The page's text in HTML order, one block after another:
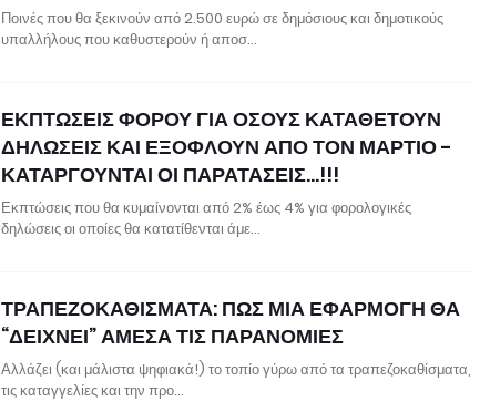
Ποινές που θα ξεκινούν από 2.500 ευρώ σε δημόσιους και δημοτικούς
υπαλλήλους που καθυστερούν ή αποσ…
ΕΚΠΤΩΣΕΙΣ ΦΟΡΟΥ ΓΙΑ ΟΣΟΥΣ ΚΑΤΑΘΕΤΟΥΝ
ΔΗΛΩΣΕΙΣ ΚΑΙ ΕΞΟΦΛΟΥΝ ΑΠΟ ΤΟΝ ΜΑΡΤΙΟ -
ΚΑΤΑΡΓΟΥΝΤΑΙ ΟΙ ΠΑΡΑΤΑΣΕΙΣ…!!!
Εκπτώσεις που θα κυμαίνονται από 2% έως 4% για φορολογικές
δηλώσεις οι οποίες θα κατατίθενται άμε…
ΤΡΑΠΕΖΟΚΑΘΙΣΜΑΤΑ: ΠΩΣ ΜΙΑ ΕΦΑΡΜΟΓΗ ΘΑ
“ΔΕΙΧΝΕΙ” ΑΜΕΣΑ ΤΙΣ ΠΑΡΑΝΟΜΙΕΣ
Αλλάζει (και μάλιστα ψηφιακά!) το τοπίο γύρω από τα τραπεζοκαθίσματα,
τις καταγγελίες και την προ…